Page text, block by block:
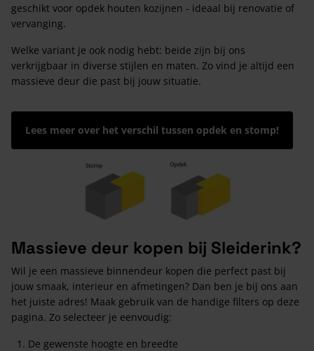
geschikt voor opdek houten kozijnen - ideaal bij renovatie of
vervanging.
Welke variant je ook nodig hebt: beide zijn bij ons
verkrijgbaar in diverse stijlen en maten. Zo vind je altijd een
massieve deur die past bij jouw situatie.
Lees meer over het verschil tussen opdek en stomp!
Massieve deur kopen bij Sleiderink?
Wil je een massieve binnendeur kopen die perfect past bij
jouw smaak, interieur en afmetingen? Dan ben je bij ons aan
het juiste adres! Maak gebruik van de handige filters op deze
pagina. Zo selecteer je eenvoudig:
De gewenste hoogte en breedte